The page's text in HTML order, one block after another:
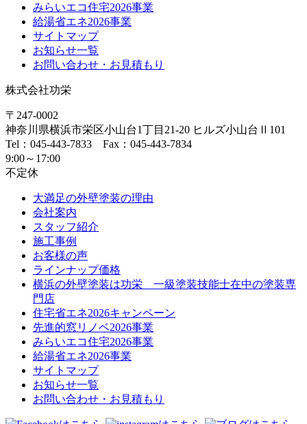
みらいエコ住宅2026事業
給湯省エネ2026事業
サイトマップ
お知らせ一覧
お問い合わせ・お見積もり
株式会社功栄
〒247-0002
神奈川県横浜市栄区小山台1丁目21-20 ヒルズ小山台Ⅱ101
Tel：045-443-7833 Fax：045-443-7834
9:00～17:00
不定休
大満足の外壁塗装の理由
会社案内
スタッフ紹介
施工事例
お客様の声
ラインナップ価格
横浜の外壁塗装は功栄 一級塗装技能士在中の塗装専
門店
住宅省エネ2026キャンペーン
先進的窓リノベ2026事業
みらいエコ住宅2026事業
給湯省エネ2026事業
サイトマップ
お知らせ一覧
お問い合わせ・お見積もり